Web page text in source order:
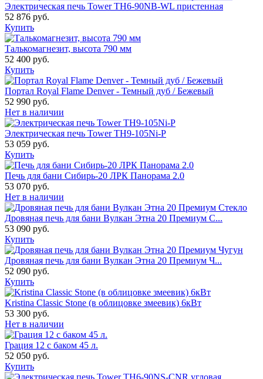
Электрическая печь Tower TH6-90NB-WL пристенная
52 876 руб.
Купить
Талькомагнезит, высота 790 мм
52 400 руб.
Купить
Портал Royal Flame Denver - Темный дуб / Бежевый
52 990 руб.
Нет в наличии
Электрическая печь Tower TH9-105Ni-P
53 059 руб.
Купить
Печь для бани Сибирь-20 ЛРК Панорама 2.0
53 070 руб.
Нет в наличии
Дровяная печь для бани Вулкан Этна 20 Премиум С...
53 090 руб.
Купить
Дровяная печь для бани Вулкан Этна 20 Премиум Ч...
52 090 руб.
Купить
Kristina Classic Stone (в облицовке змеевик) 6кВт
53 300 руб.
Нет в наличии
Грация 12 с баком 45 л.
52 050 руб.
Купить